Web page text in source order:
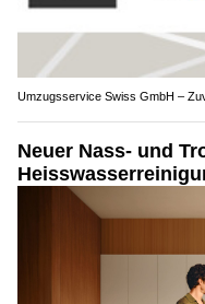
Umzugsservice Swiss GmbH –
Neuer Nass- und